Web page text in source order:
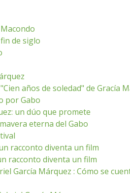
de siglo
años de soledad" de Gracía
por Gabo
un dúo que promete
eterna del Gabo
racconto diventa un film
racconto diventa un film
García Márquez : Cómo se